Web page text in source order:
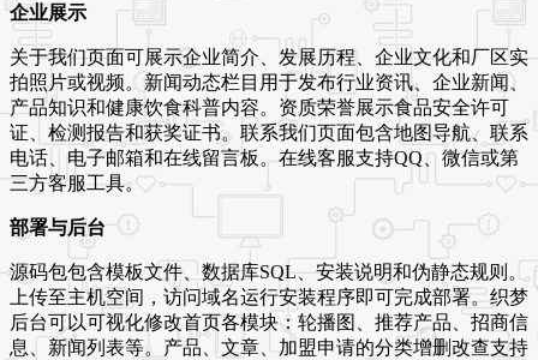
企业展示
关于我们页面可展示企业简介、发展历程、企业文化和厂区实
拍照片或视频。新闻动态栏目用于发布行业资讯、企业新闻、
产品知识和健康饮食科普内容。资质荣誉展示食品安全许可
证、检测报告和获奖证书。联系我们页面包含地图导航、联系
电话、电子邮箱和在线留言板。在线客服支持QQ、微信或第
三方客服工具。
部署与后台
源码包包含模板文件、数据库SQL、安装说明和伪静态规则。
上传至主机空间，访问域名运行安装程序即可完成部署。织梦
后台可以可视化修改首页各模块：轮播图、推荐产品、招商信
息、新闻列表等。产品、文章、加盟申请的分类增删改查支持